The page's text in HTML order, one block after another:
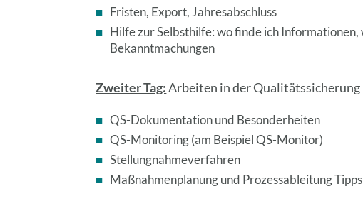
Fristen, Export, Jahresabschluss
Hilfe zur Selbsthilfe: wo finde ich Informationen,
Bekanntmachungen
Zweiter Tag:Arbeiten in der Qualitätssicherung
QS-Dokumentation und Besonderheiten
QS-Monitoring (am Beispiel QS-Monitor)
Stellungnahmeverfahren
Maßnahmenplanung und Prozessableitung